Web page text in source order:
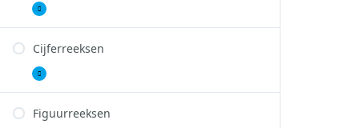
Uitbreiden
Analogieën
Cijferreeksen
Uitbreiden
Cijferreeksen
Figuurreeksen